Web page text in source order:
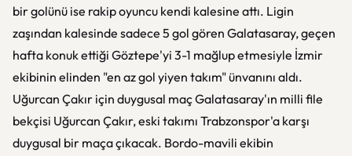
bir golünü ise rakip oyuncu kendi kalesine attı. Ligin
zaşından kalesinde sadece 5 gol gören Galatasaray, geçen
hafta konuk ettiği Göztepe'yi 3-1 mağlup etmesiyle İzmir
ekibinin elinden "en az gol yiyen takım" ünvanını aldı.
Uğurcan Çakır için duygusal maç Galatasaray'ın milli file
bekçisi Uğurcan Çakır, eski takımı Trabzonspor'a karşı
duygusal bir maça çıkacak. Bordo-mavili ekibin